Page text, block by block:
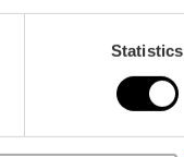
Statistics